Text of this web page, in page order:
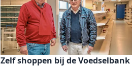
Zelf shoppen bij de Voedselbank